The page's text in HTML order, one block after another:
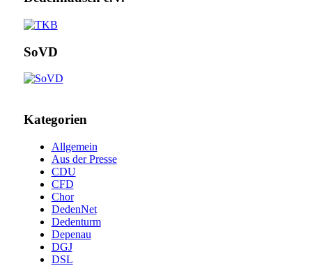
SoVD
Kategorien
Allgemein
Aus der Presse
CDU
CFD
Chor
DedenNet
Dedenturm
Depenau
DGJ
DSL